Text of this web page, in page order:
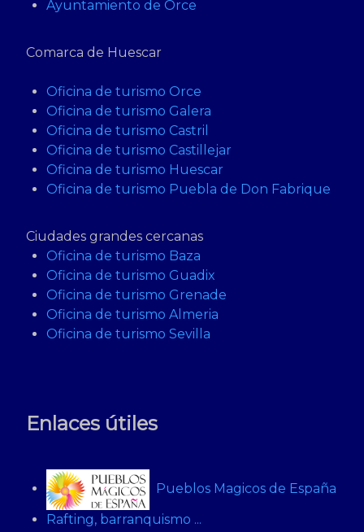
Ayuntamiento de Orce
Comarca de Huescar
Oficina de turismo Orce
Oficina de turismo Galera
Oficina de turismo Castril
Oficina de turismo Castillejar
Oficina de turismo Huescar
Oficina de turismo Puebla de Don Fabrique
Ciudades grandes cercanas
Oficina de turismo Baza
Oficina de turismo Guadix
Oficina de turismo Grenade
Oficina de turismo Almeria
Oficina de turismo Sevilla
Enlaces útiles
Pueblos Magicos de España
Rafting, barranquismo ...